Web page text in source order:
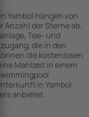
Yambol hängen von
Anzahl der Sterne ab.
Tee- und
die in den
die kostenlosen
Mahlzeit in einem
in Yambol
anbietet.